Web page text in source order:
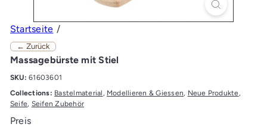
Startseite
← Zurück
Massagebürste mit Stiel
SKU: 61603601
Collections: Bastelmaterial , Modellieren & Giessen, Neue Produkte,
Seife, Seifen Zubehör
Preis